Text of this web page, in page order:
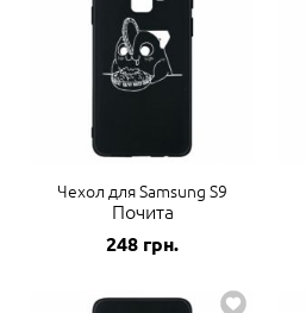
Чехол для Samsung S9
Почита
248 грн.